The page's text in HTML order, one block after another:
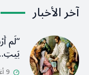
آخر الأخبار
“لَم